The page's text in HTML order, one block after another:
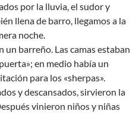
por la lluvia, el sudor y
llena de barro, llegamos a la
noche.
un barreño. Las camas estaban
en medio había un
para los «sherpas».
y descansados, sirvieron la
vinieron niños y niñas